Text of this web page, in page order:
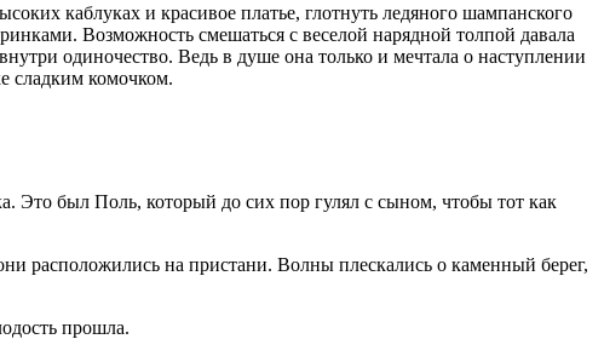
каблуках и красивое платье, глотнуть ледяного шампанского
Возможность смешаться с веселой нарядной толпой давала
одиночество. Ведь в душе она только и мечтала о наступлении
сладким комочком.
Это был Поль, который до сих пор гулял с сыном, чтобы тот как
расположились на пристани. Волны плескались о каменный берег,
прошла.